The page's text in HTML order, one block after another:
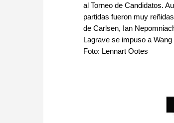
al Torneo de Candidatos.
partidas fueron muy
de Carlsen, Ian
Lagrave se impuso a
Foto: Lennart Ootes